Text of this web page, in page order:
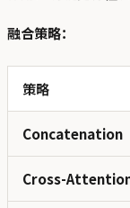
融合策略：
策略
Concatenation
Cross-